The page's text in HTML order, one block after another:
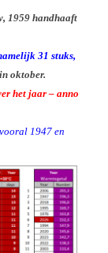
1959 handhaaft
31 stuks,
oktober.
het jaar – anno
1947 en